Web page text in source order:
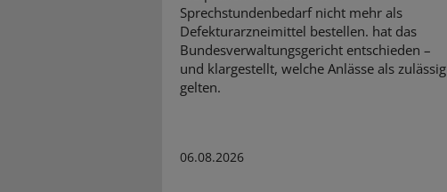
Sprechstundenbedarf nicht mehr als
Defekturarzneimittel bestellen. hat das
Bundesverwaltungsgericht entschieden –
und klargestellt, welche Anlässe als zulässig
gelten.
06.08.2026